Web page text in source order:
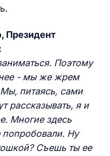
Президент
Поэтому
- мы же жрем
питаясь, сами
рассказывать, я и
Многие здесь
попробовали. Ну
Съешь ты ее